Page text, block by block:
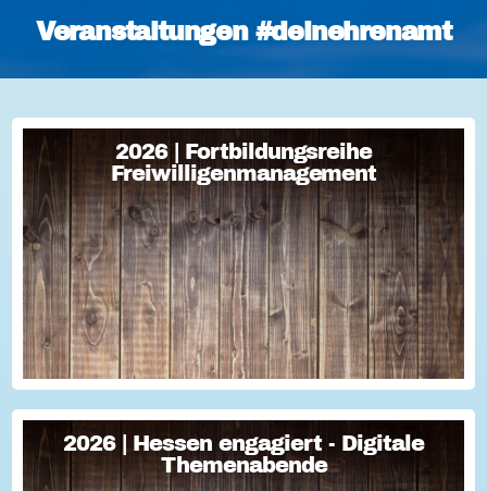
Veranstaltungen #deinehrenamt
2026 | Fortbildungsreihe
Freiwilligenmanagement
2026 | Fortbildungsreihe
Freiwilligenmanagement
Freiwilligenmanagement Kompakt Strategisches
Freiwilligenmanagement und praktische Umsetzung Im Fokus
Teil 1 Für Engagement begeistern: Freiwillige gewinnen Im
Fokus Teil 2 Eine Frage der H...
2026 | Hessen engagiert - Digitale
Themenabende
2026 | Hessen engagiert - Digitale
Themenabende